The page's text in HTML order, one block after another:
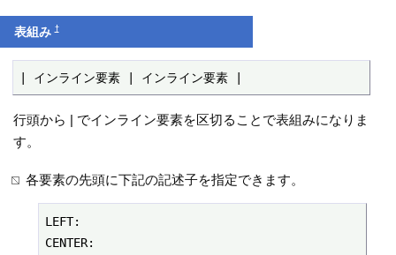
表組み†
| インライン要素 | インライン要素 |
行頭から | でインライン要素を区切ることで表組みになりま
す。
各要素の先頭に下記の記述子を指定できます。
LEFT:
CENTER: